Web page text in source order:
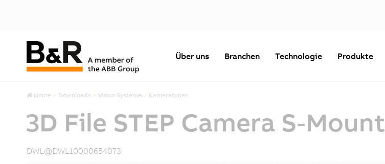
Über uns Branchen Technologie Produkte
Home Downloads Vision Systeme Kameratypen
3D File STEP Camera S-Mount
DWL@DWL10000654073